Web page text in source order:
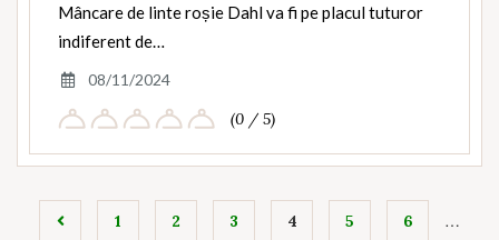
Mâncare de linte roșie Dahl va fi pe placul tuturor
indiferent de…
08/11/2024
(0 / 5)
1 2 3 4 5 6 …